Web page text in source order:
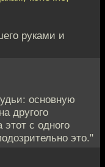
руками и
основную
другого
с одного
это."